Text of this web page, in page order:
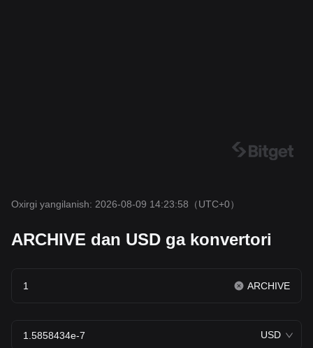
Oxirgi yangilanish: 2026-08-09 14:23:58 （UTC+0）
ARCHIVE dan USD ga konvertori
ARCHIVE
USD